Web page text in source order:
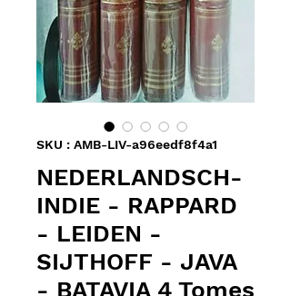
SKU : AMB-LIV-a96eedf8f4a1
NEDERLANDSCH-
INDIE - RAPPARD
- LEIDEN -
SIJTHOFF - JAVA
- BATAVIA 4 Tomes